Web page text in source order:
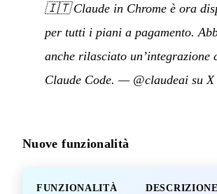
🇮🇹Claude in Chrome è ora
per tutti i piani a pagamento.
anche rilasciato un’integrazione
Claude Code. — @claudeai su X
Nuove funzionalità
FUNZIONALITÀ DESCRIZIONE